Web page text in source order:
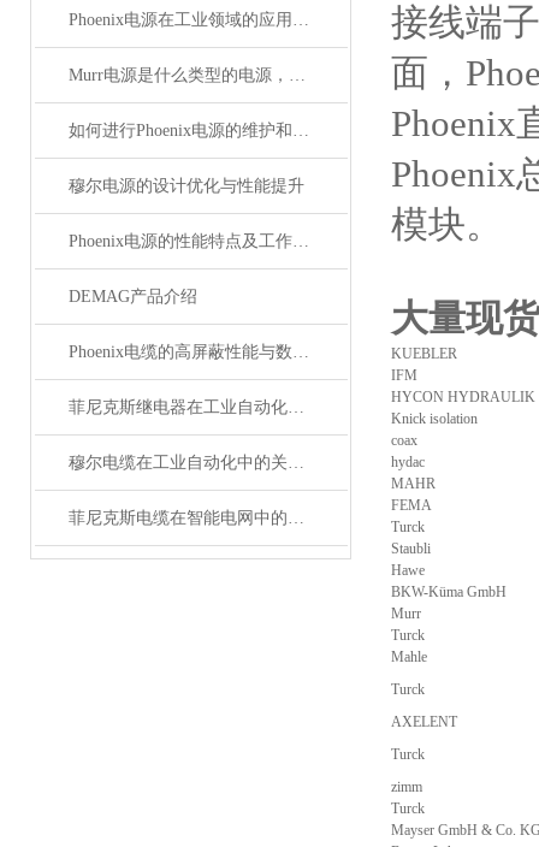
Phoenix电源在工业领域的应用与优势
Murr电源是什么类型的电源，主要用于哪些领域？
如何进行Phoenix电源的维护和保养？
穆尔电源的设计优化与性能提升
Phoenix电源的性能特点及工作温度分析
DEMAG产品介绍
Phoenix电缆的高屏蔽性能与数据传输优势
菲尼克斯继电器在工业自动化中的作用
穆尔电缆在工业自动化中的关键角色
菲尼克斯电缆在智能电网中的应用
接线端
面，
Phoenix
Phoenix
模块。
大量现
KUEBLER
IFM
HYCON HYDRAULIK
Knick isolation
coax
hydac
MAHR
FEMA
Turck
Staubli
Hawe
BKW-Küma GmbH
Murr
Turck
Mahle
Turck
AXELENT
Turck
zimm
Turck
Mayser GmbH & Co.